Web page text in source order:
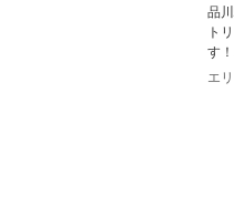
品
ト
す
エ